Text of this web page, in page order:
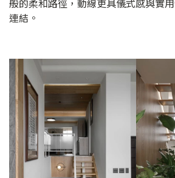
般的柔和路徑，動線更具儀式感與實
連結。